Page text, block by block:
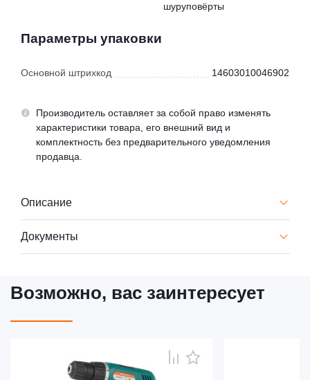
шуруповёрты
Параметры упаковки
Основной штрихкод 14603010046902
Производитель оставляет за собой право изменять
характеристики товара, его внешний вид и
комплектность без предварительного уведомления
продавца.
Описание
Документы
Возможно, вас заинтересует